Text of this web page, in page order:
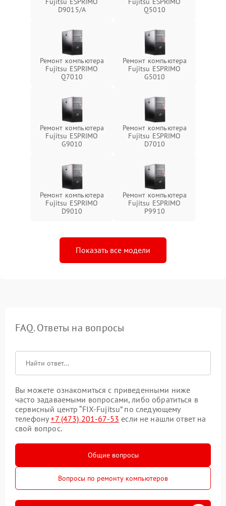
D9015/A
Q5010
Ремонт компьютера
Fujitsu ESPRIMO
Q7010
Ремонт компьютера
Fujitsu ESPRIMO
G5010
Ремонт компьютера
Fujitsu ESPRIMO
G9010
Ремонт компьютера
Fujitsu ESPRIMO
D7010
Ремонт компьютера
Fujitsu ESPRIMO
D9010
Ремонт компьютера
Fujitsu ESPRIMO
P9910
Показать все модели
FAQ. Ответы на вопросы
Вы можете ознакомиться с приведенными ниже
часто задаваемыми вопросами, либо обратиться в
сервисный центр “FIX-Fujitsu” по следующему
телефону+7 (473) 201-67-53 если не нашли ответ на
свой вопрос.
Общие вопросы
Вопросы по ремонту компьютеров